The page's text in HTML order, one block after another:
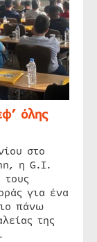
όλης
στο
η G.I.
για ένα
πάνω
της